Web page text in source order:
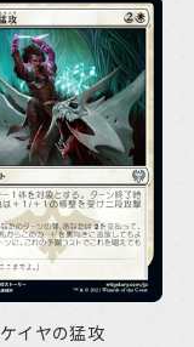
ケイヤの猛攻